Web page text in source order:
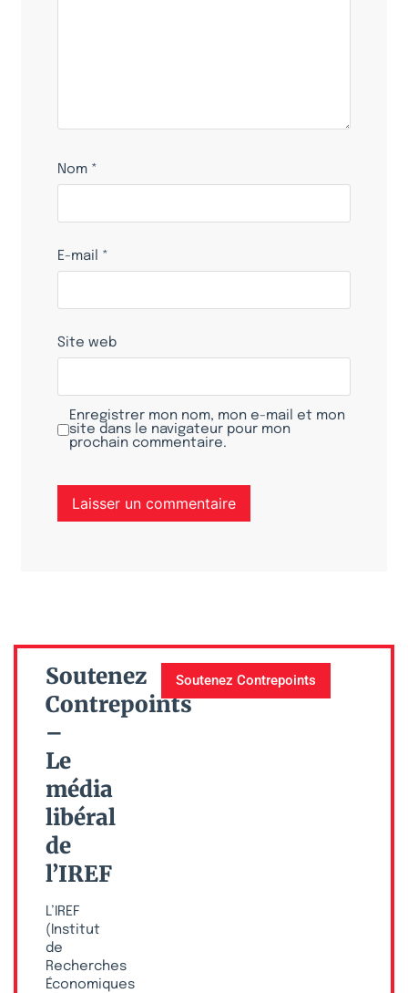
Nom *
E-mail *
Site web
Enregistrer mon nom, mon e-mail et mon
site dans le navigateur pour mon
prochain commentaire.
Soutenez
Contrepoints
–
Le
média
libéral
de
l’IREF
L’IREF
(Institut
de
Recherches
Économiques
Soutenez Contrepoints